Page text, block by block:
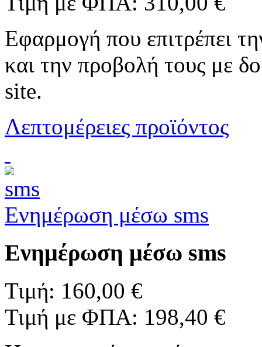
Εφαρμογή που επιτρέπει
και την προβολή τους με
site.
Λεπτομέρειες προϊόντος
Ενημέρωση μέσω sms
Ενημέρωση μέσω sms
Τιμή: 160,00 €
Τιμή με ΦΠΑ: 198,40 €